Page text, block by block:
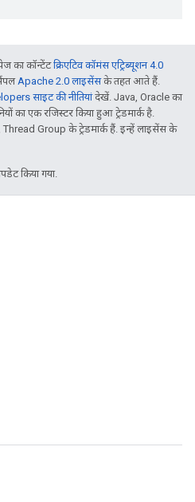
का कॉन्टेंटक्रिएटिव कॉमंस एट्रिब्यूशन 4.0
Apache 2.0 लाइसेंसके तहत आते हैं.
साइट की नीतियांदेखें. Java, Oracle का
का एक रजिस्टर किया हुआ ट्रेडमार्क है.
Group के ट्रेडमार्क हैं. इन्हें लाइसेंस के
किया गया.